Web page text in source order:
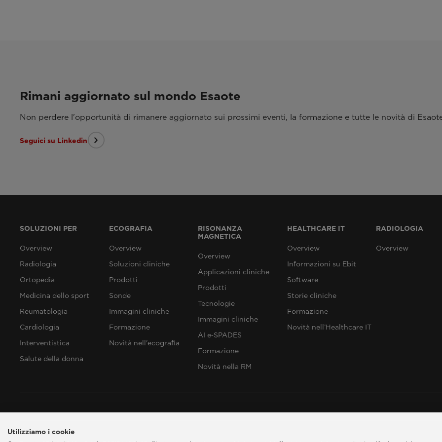
Rimani aggiornato sul mondo Esaote
Non perdere l'opportunità di rimanere aggiornato sui prossimi eventi, la formazione e tutte le novità di
Seguici su Linkedin
SOLUZIONI PER
Overview
Radiologia
Ortopedia
Medicina dello sport
Reumatologia
Cardiologia
Interventistica
Salute della donna
ECOGRAFIA
Overview
Soluzioni cliniche
Prodotti
Sonde
Immagini cliniche
Formazione
Novità nell'ecografia
RISONANZA
MAGNETICA
Overview
Applicazioni cliniche
Prodotti
Tecnologie
Immagini cliniche
AI e‑SPADES
Formazione
Novità nella RM
HEALTHCARE IT
Overview
Informazioni su Ebit
Software
Storie cliniche
Formazione
Novità nell’Healthcare IT
RADIOLOGIA
Overview
Utilizziamo i cookie